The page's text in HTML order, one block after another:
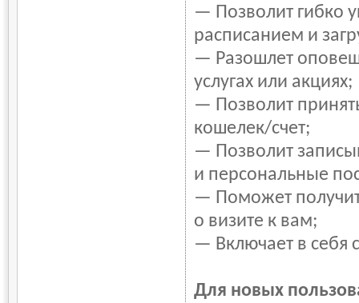
— Позволит гибко
расписанием и
— Разошлет
услугах или акциях;
— Позволит
кошелек/счет;
— Позволит
и персональные
— Поможет
о визите к вам;
— Включает в себя
Для новых